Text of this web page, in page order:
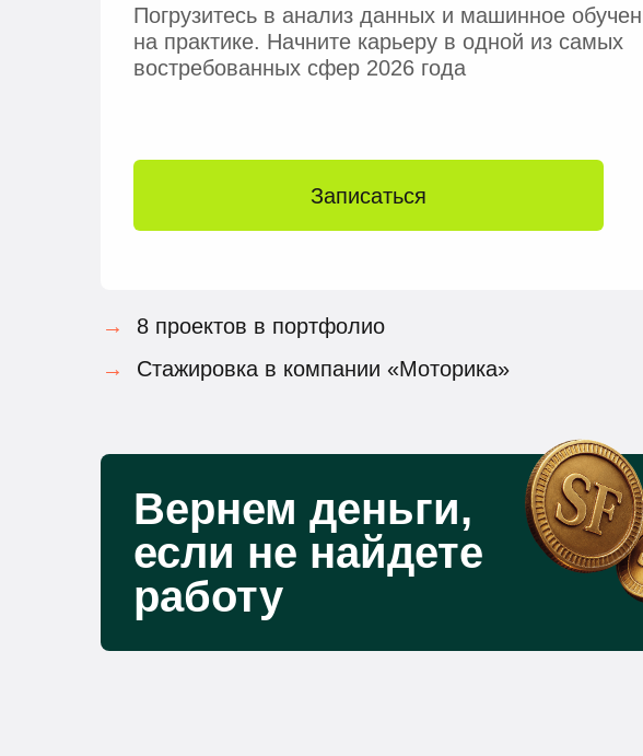
Погрузитесь в анализ данных и машинное
на практике. Начните карьеру в одной из самых
востребованных сфер 2026 года
Записаться
→
8 проектов в портфолио
→
Стажировка в компании «Моторика»
Вернем деньги,
если не найдете
работу